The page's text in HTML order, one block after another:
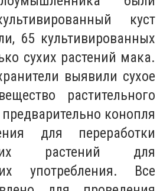
куст
65 культивированных
сухих растений мака.
выявили сухое
растительного
конопля
для переработки
растений для
употребления. Все